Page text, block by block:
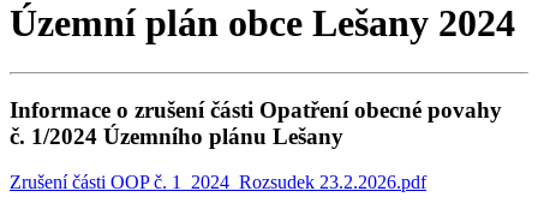
Územní plán obce Lešany 2024
Informace o zrušení části Opatření obecné povahy
č. 1/2024 Územního plánu Lešany
Zrušení části OOP č. 1_2024_Rozsudek 23.2.2026.pdf